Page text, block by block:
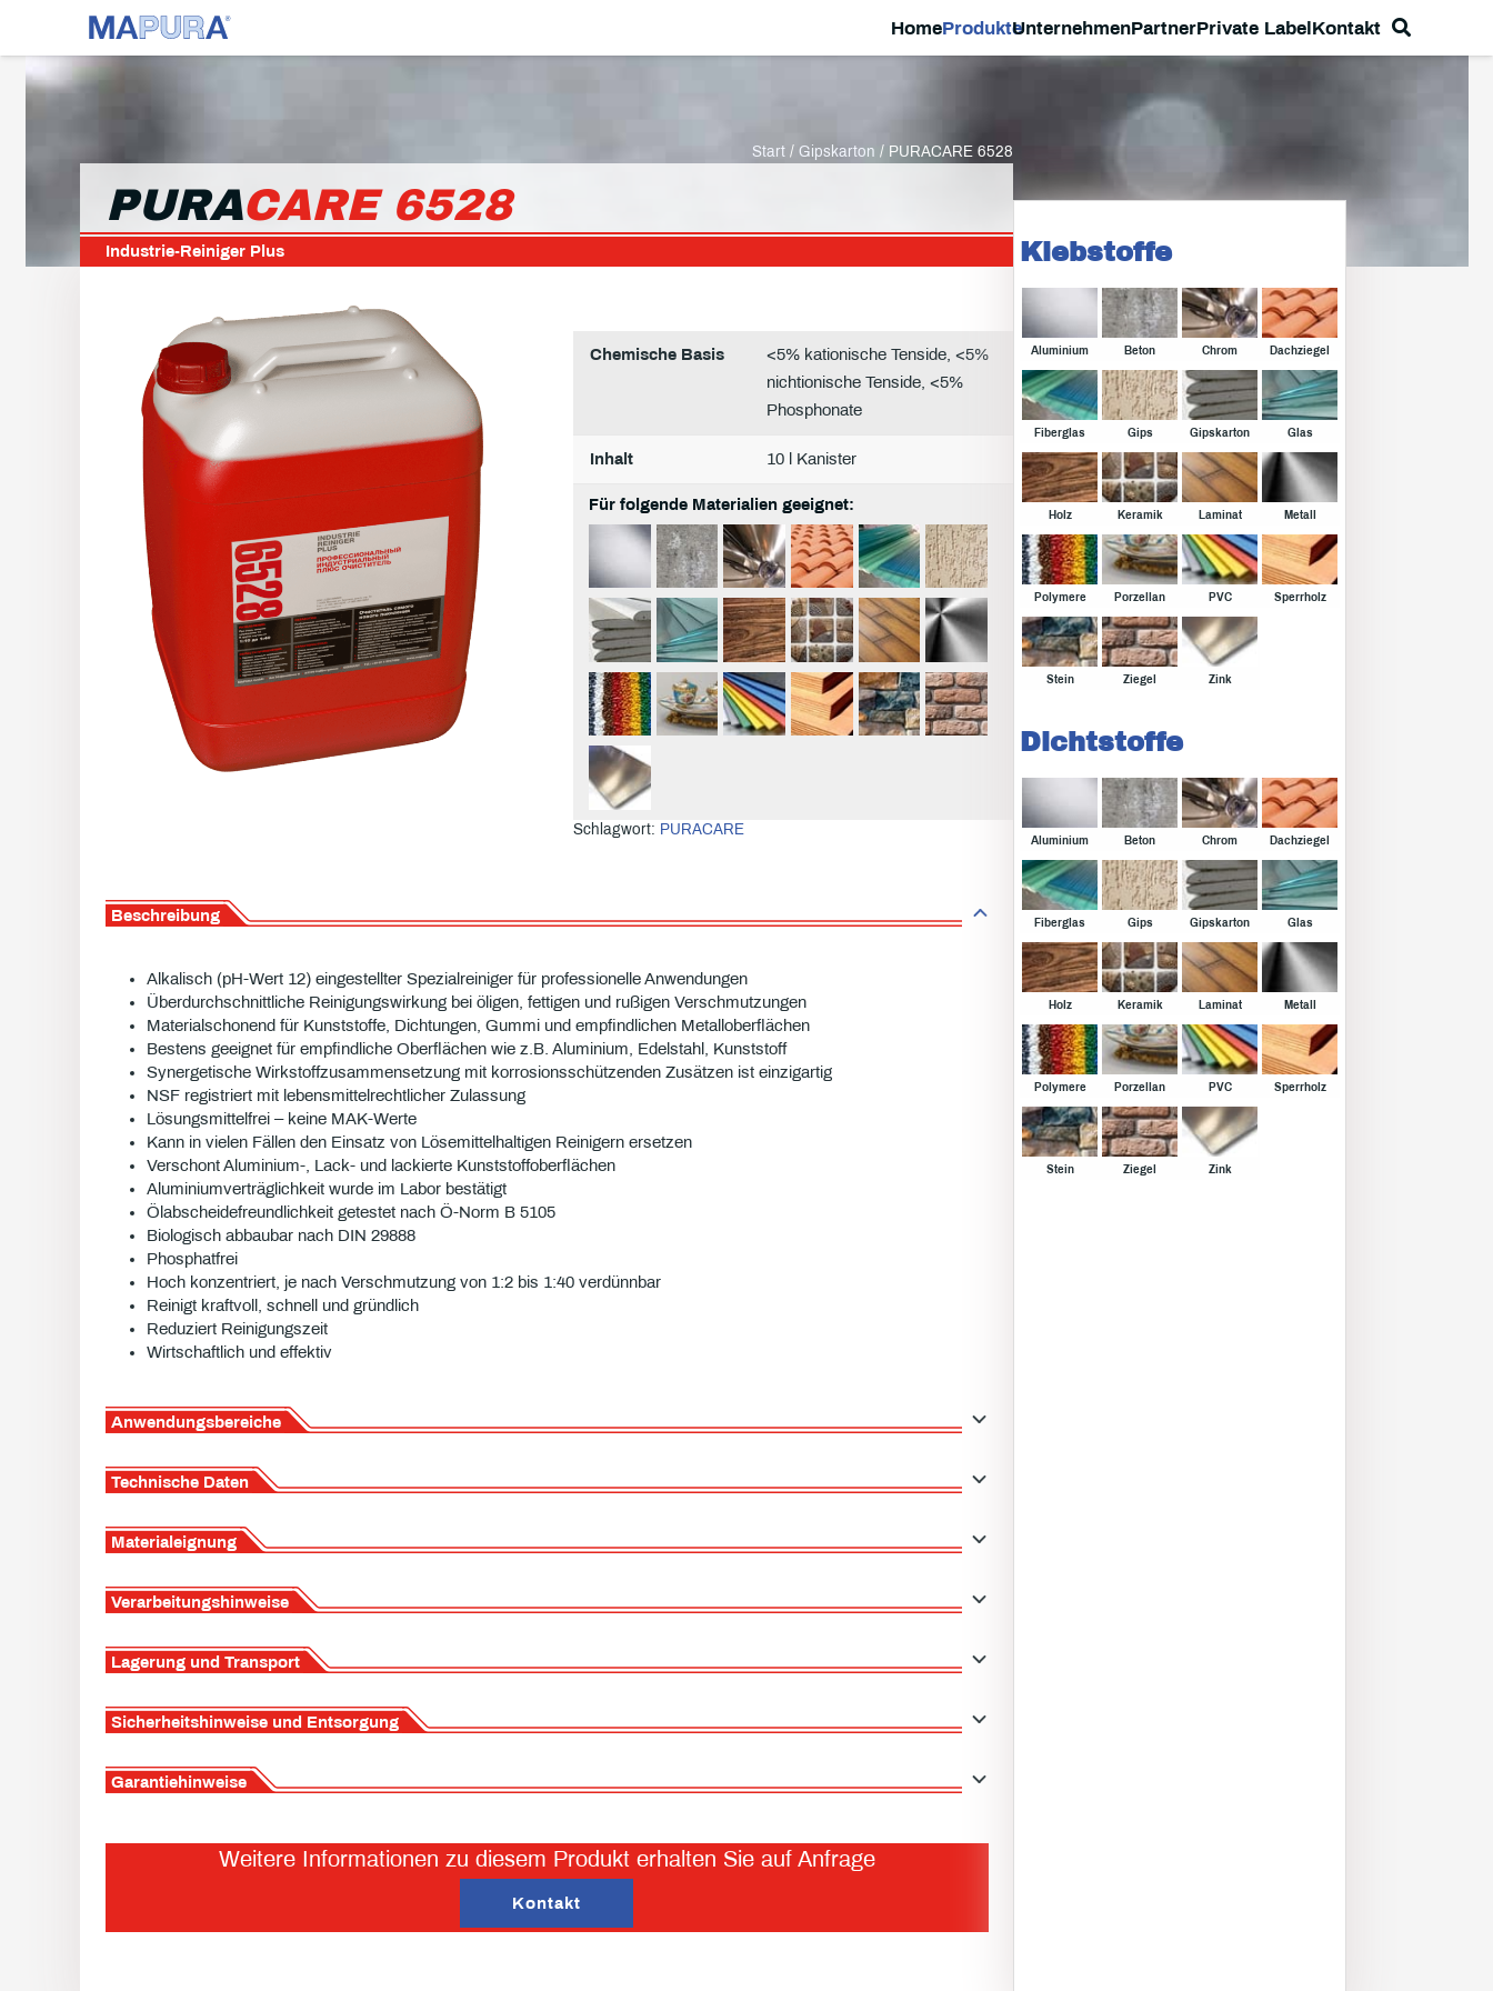
HomeProdukteUnternehmenPartnerPrivate LabelKontakt
Start / Gipskarton / PURACARE 6528
PURACARE 6528
Industrie-Reiniger Plus
Chemische Basis
<5% kationische Tenside, <5%
nichtionische Tenside, <5%
Phosphonate
Inhalt 10 l Kanister
Für folgende Materialien geeignet:
Schlagwort: PURACARE
Beschreibung
Alkalisch (pH-Wert 12) eingestellter Spezialreiniger für professionelle Anwendungen
Überdurchschnittliche Reinigungswirkung bei öligen, fettigen und rußigen Verschmutzungen
Materialschonend für Kunststoffe, Dichtungen, Gummi und empfindlichen Metalloberflächen
Bestens geeignet für empfindliche Oberflächen wie z.B. Aluminium, Edelstahl, Kunststoff
Synergetische Wirkstoffzusammensetzung mit korrosionsschützenden Zusätzen ist einzigartig
NSF registriert mit lebensmittelrechtlicher Zulassung
Lösungsmittelfrei – keine MAK-Werte
Kann in vielen Fällen den Einsatz von Lösemittelhaltigen Reinigern ersetzen
Verschont Aluminium-, Lack- und lackierte Kunststoffoberflächen
Aluminiumverträglichkeit wurde im Labor bestätigt
Ölabscheidefreundlichkeit getestet nach Ö-Norm B 5105
Biologisch abbaubar nach DIN 29888
Phosphatfrei
Hoch konzentriert, je nach Verschmutzung von 1:2 bis 1:40 verdünnbar
Reinigt kraftvoll, schnell und gründlich
Reduziert Reinigungszeit
Wirtschaftlich und effektiv
Anwendungsbereiche
Technische Daten
Materialeignung
Verarbeitungshinweise
Lagerung und Transport
Sicherheitshinweise und Entsorgung
Garantiehinweise
Weitere Informationen zu diesem Produkt erhalten Sie auf Anfrage
Kontakt
Klebstoffe
Aluminium Beton Chrom Dachziegel
Fiberglas Gips Gipskarton Glas
Holz Keramik Laminat Metall
Polymere Porzellan PVC Sperrholz
Stein Ziegel Zink
Dichtstoffe
Aluminium Beton Chrom Dachziegel
Fiberglas Gips Gipskarton Glas
Holz Keramik Laminat Metall
Polymere Porzellan PVC Sperrholz
Stein Ziegel Zink